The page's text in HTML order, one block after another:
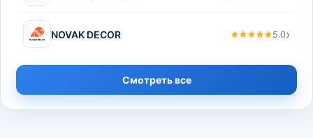
NOVAK DECOR 5.0›
Смотреть все